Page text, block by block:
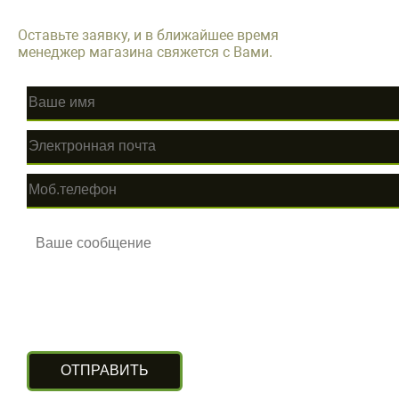
Оставьте заявку, и в ближайшее время
менеджер магазина свяжется с Вами.